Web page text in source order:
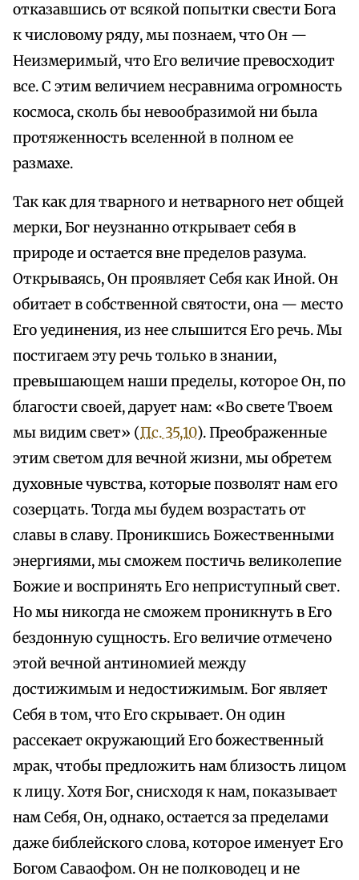
отказавшись от всякой попытки свести Бога
к числовому ряду, мы познаем, что Он —
Неизмеримый, что Его величие превосходит
все. С этим величием несравнима огромность
космоса, сколь бы невообразимой ни была
протяженность вселенной в полном ее
размахе.
Так как для тварного и нетварного нет общей
мерки, Бог неузнанно открывает себя в
природе и остается вне пределов разума.
Открываясь, Он проявляет Себя как Иной. Он
обитает в собственной святости, она — место
Его уединения, из нее слышится Его речь. Мы
постигаем эту речь только в знании,
превышающем наши пределы, которое Он, по
благости своей, дарует нам: «Во свете Твоем
мы видим свет» (Пс. 35,10). Преображенные
этим светом для вечной жизни, мы обретем
духовные чувства, которые позволят нам его
созерцать. Тогда мы будем возрастать от
славы в славу. Проникшись Божественными
энергиями, мы сможем постичь великолепие
Божие и воспринять Его неприступный свет.
Но мы никогда не сможем проникнуть в Его
бездонную сущность. Его величие отмечено
этой вечной антиномией между
достижимым и недостижимым. Бог являет
Себя в том, что Его скрывает. Он один
рассекает окружающий Его божественный
мрак, чтобы предложить нам близость лицом
к лицу. Хотя Бог, снисходя к нам, показывает
нам Себя, Он, однако, остается за пределами
даже библейского слова, которое именует Его
Богом Саваофом. Он не полководец и не